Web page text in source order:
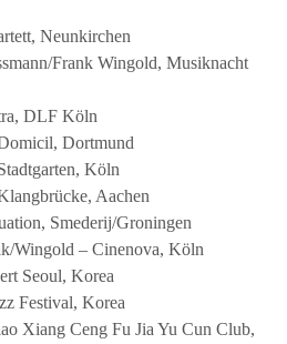
Neunkirchen
Frank Wingold, Musiknacht
DLF Köln
Dortmund
Köln
Aachen
Smederij/Groningen
Wingold – Cinenova, Köln
Seoul, Korea
Festival, Korea
Xiang Ceng Fu Jia Yu Cun Club,